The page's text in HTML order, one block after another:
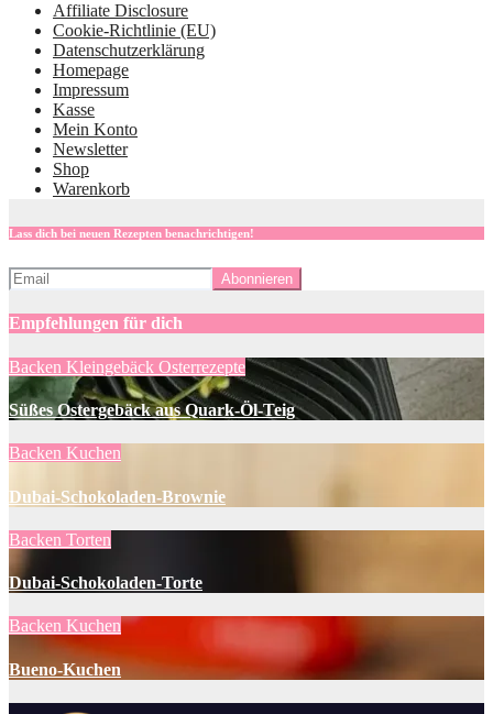
Affiliate Disclosure
Cookie-Richtlinie (EU)
Datenschutzerklärung
Homepage
Impressum
Kasse
Mein Konto
Newsletter
Shop
Warenkorb
Lass dich bei neuen Rezepten benachrichtigen!
Empfehlungen für dich
Backen Kleingebäck Osterrezepte
Süßes Ostergebäck aus Quark-Öl-Teig
Backen Kuchen
Dubai-Schokoladen-Brownie
Backen Torten
Dubai-Schokoladen-Torte
Backen Kuchen
Bueno-Kuchen